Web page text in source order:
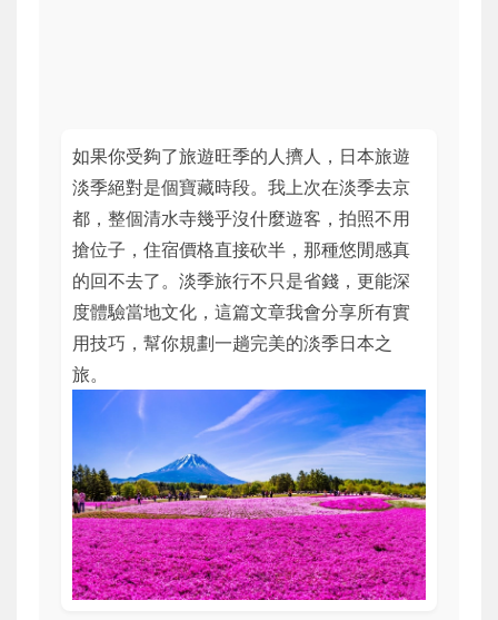
如果你受夠了旅遊旺季的人擠人，日本旅遊
淡季絕對是個寶藏時段。我上次在淡季去京
都，整個清水寺幾乎沒什麼遊客，拍照不用
搶位子，住宿價格直接砍半，那種悠閒感真
的回不去了。淡季旅行不只是省錢，更能深
度體驗當地文化，這篇文章我會分享所有實
用技巧，幫你規劃一趟完美的淡季日本之
旅。